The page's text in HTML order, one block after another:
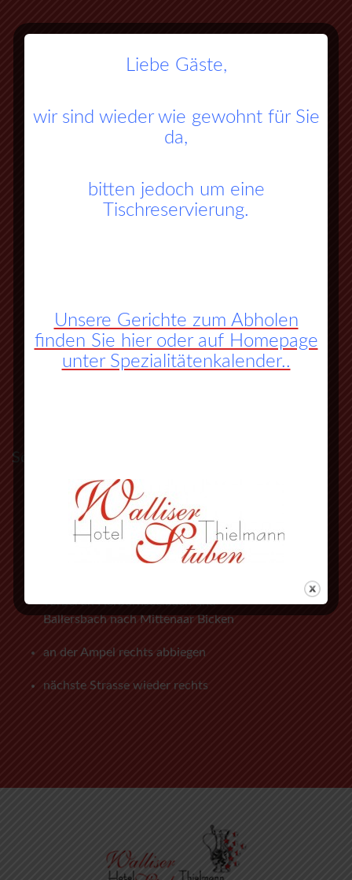
So finden Sie zu uns:
A45 Frankfurt – Dortmund (Sauerlandlinie)
Abfahrt Herborn Süd (Nr. 27)
vorbei an Herbornseelbach und
Ballersbach nach Mittenaar Bicken
an der Ampel rechts abbiegen
nächste Strasse wieder rechts
Liebe Gäste,
wir sind wieder wie gewohnt für Sie
da,
bitten jedoch um eine
Tischreservierung.
Unsere Gerichte zum Abholen
finden Sie hier oder auf Homepage
unter Spezialitätenkalender..